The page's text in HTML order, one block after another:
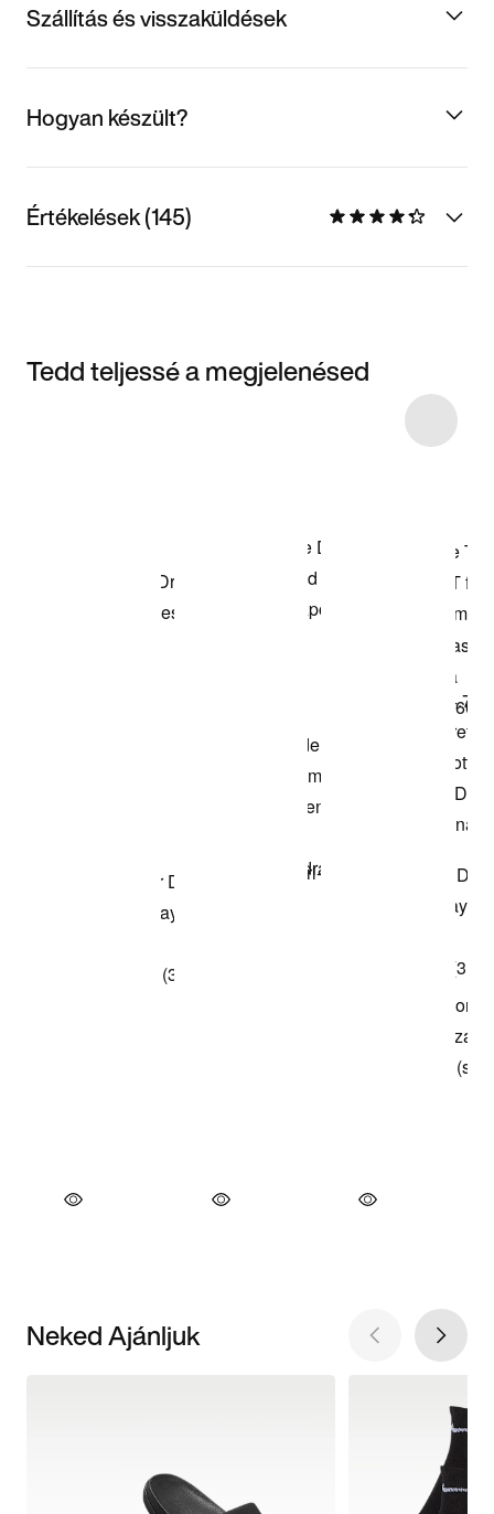
Szállítás és visszaküldések
Hogyan készült?
Értékelések (145)
Tedd teljessé a megjelenésed
Neked Ajánljuk